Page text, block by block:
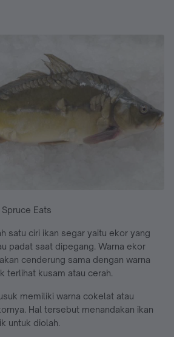
Eats
satu ciri ikan segar yaitu ekor yang
padat saat dipegang. Warna ekor
cenderung sama dengan warna
terlihat kusam atau cerah.
memiliki warna cokelat atau
Hal tersebut menandakan ikan
untuk diolah.